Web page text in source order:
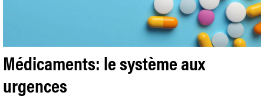
Médicaments: le système aux
urgences